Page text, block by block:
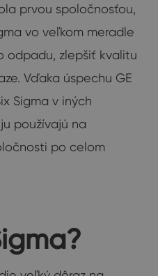
prvou spoločnosťou,
vo veľkom meradle
odpadu, zlepšiť kvalitu
Vďaka úspechu GE
Sigma v iných
používajú na
po celom